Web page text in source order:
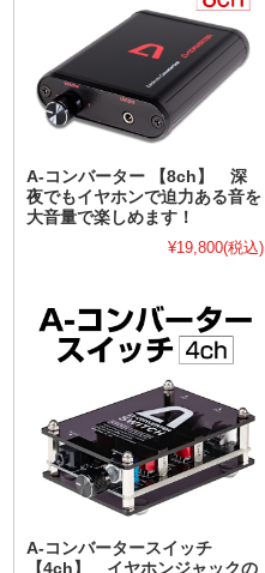
A-コンバーター 【8ch】 深
夜でもイヤホンで迫力ある音を
大音量で楽しめます！
¥19,800(税込)
A-コンバータースイッチ
【4ch】 イヤホンジャックの